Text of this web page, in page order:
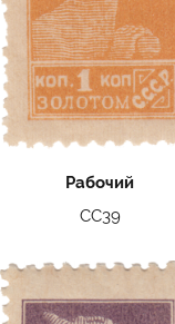
Рабочий
СС39